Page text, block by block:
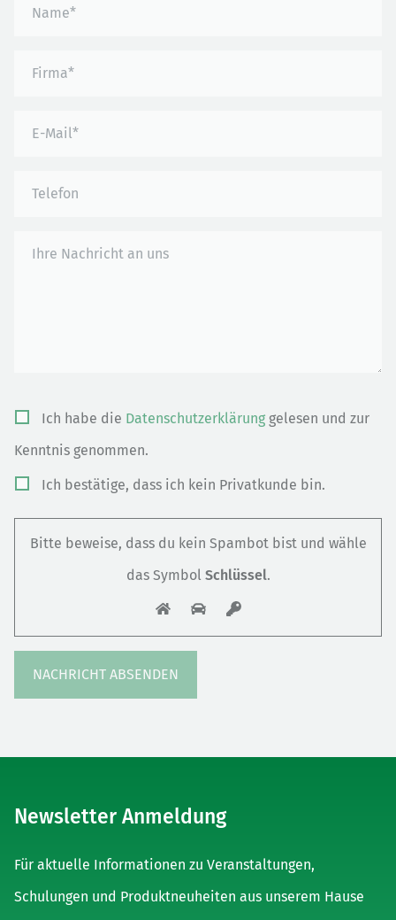
Ich habe die Datenschutzerklärung gelesen und zur
Kenntnis genommen.
Ich bestätige, dass ich kein Privatkunde bin.
Bitte beweise, dass du kein Spambot bist und wähle
das SymbolSchlüssel.
Newsletter Anmeldung
Für aktuelle Informationen zu Veranstaltungen,
Schulungen und Produktneuheiten aus unserem Hause